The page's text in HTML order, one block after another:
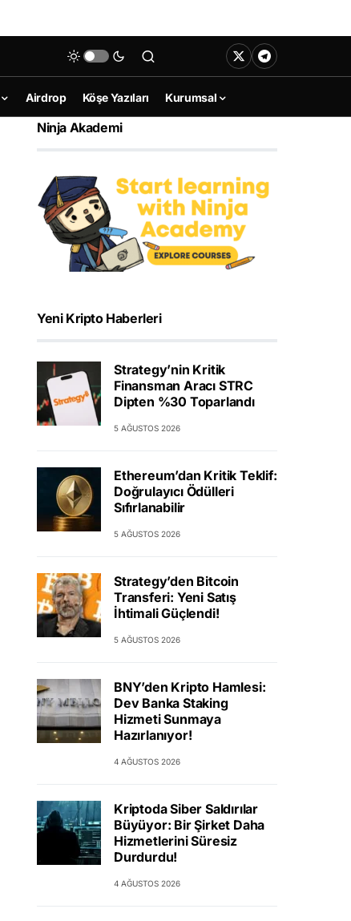
Airdrop Köşe Yazıları Kurumsal
Ninja Akademi
Yeni Kripto Haberleri
Strategy’nin Kritik
Finansman Aracı STRC
Dipten %30 Toparlandı
5 AĞUSTOS 2026
Ethereum’dan Kritik Teklif:
Doğrulayıcı Ödülleri
Sıfırlanabilir
5 AĞUSTOS 2026
Strategy’den Bitcoin
Transferi: Yeni Satış
İhtimali Güçlendi!
5 AĞUSTOS 2026
BNY’den Kripto Hamlesi:
Dev Banka Staking
Hizmeti Sunmaya
Hazırlanıyor!
4 AĞUSTOS 2026
Kriptoda Siber Saldırılar
Büyüyor: Bir Şirket Daha
Hizmetlerini Süresiz
Durdurdu!
4 AĞUSTOS 2026